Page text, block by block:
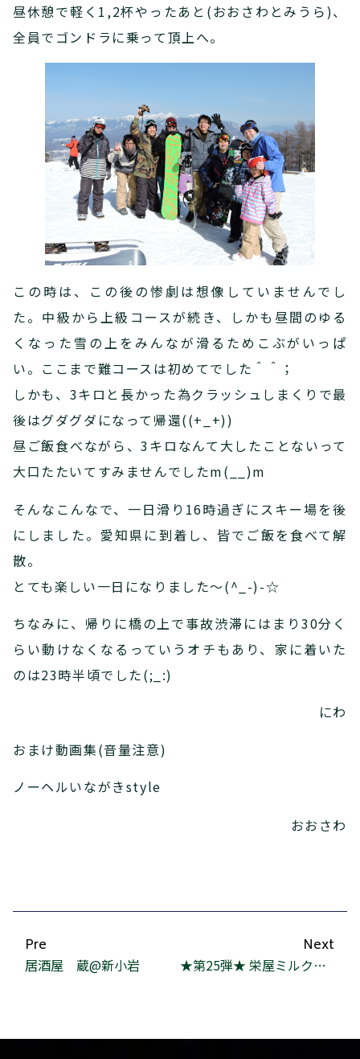
昼休憩で軽く1,2杯やったあと(おおさわとみうら)、
全員でゴンドラに乗って頂上へ。
この時は、この後の惨劇は想像していませんでし
た。中級から上級コースが続き、しかも昼間のゆる
くなった雪の上をみんなが滑るためこぶがいっぱ
い。ここまで難コースは初めてでした＾＾；
しかも、3キロと長かった為クラッシュしまくりで最
後はグダグダになって帰還((+_+))
昼ご飯食べながら、3キロなんて大したことないって
大口たたいてすみませんでしたm(__)m
そんなこんなで、一日滑り16時過ぎにスキー場を後
にしました。愛知県に到着し、皆でご飯を食べて解
散。
とても楽しい一日になりました～(^_-)-☆
ちなみに、帰りに橋の上で事故渋滞にはまり30分く
らい動けなくなるっていうオチもあり、家に着いた
のは23時半頃でした(;_:)
にわ
おまけ動画集(音量注意)
ノーヘルいながきstyle
おおさわ
Pre
居酒屋 蔵@新小岩
Next
★第25弾★ 栄屋ミルクホール＆アカリケン